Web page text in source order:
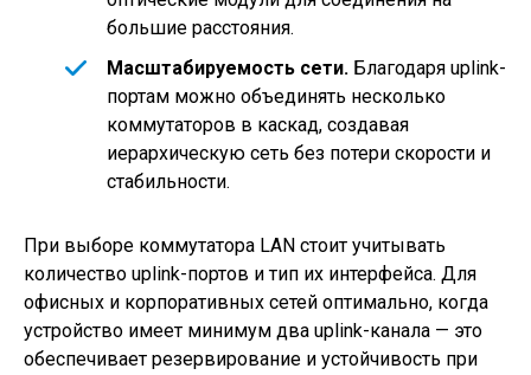
большие расстояния.
Масштабируемость сети. Благодаря uplink-
портам можно объединять несколько
коммутаторов в каскад, создавая
иерархическую сеть без потери скорости и
стабильности.
При выборе коммутатора LAN стоит учитывать
количество uplink-портов и тип их интерфейса. Для
офисных и корпоративных сетей оптимально, когда
устройство имеет минимум два uplink-канала — это
обеспечивает резервирование и устойчивость при